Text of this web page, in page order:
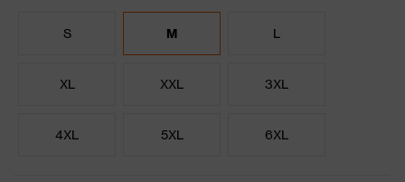
S M L
XL XXL 3XL
4XL 5XL 6XL